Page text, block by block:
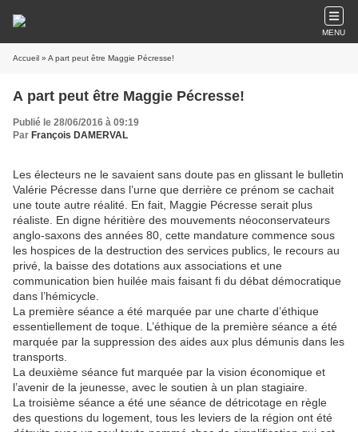
MENU
Accueil » A part peut être Maggie Pécresse!
A part peut être Maggie Pécresse!
Publié le 28/06/2016 à 09:19
Par François DAMERVAL
Les électeurs ne le savaient sans doute pas en glissant le bulletin
Valérie Pécresse dans l’urne que derrière ce prénom se cachait
une toute autre réalité. En fait, Maggie Pécresse serait plus
réaliste. En digne héritière des mouvements néoconservateurs
anglo-saxons des années 80, cette mandature commence sous
les hospices de la destruction des services publics, le recours au
privé, la baisse des dotations aux associations et une
communication bien huilée mais faisant fi du débat démocratique
dans l’hémicycle.
La première séance a été marquée par une charte d’éthique
essentiellement de toque. L’éthique de la première séance a été
marquée par la suppression des aides aux plus démunis dans les
transports.
La deuxième séance fut marquée par la vision économique et
l’avenir de la jeunesse, avec le soutien à un plan stagiaire.
La troisième séance a été une séance de détricotage en règle
des questions du logement, tous les leviers de la région ont été